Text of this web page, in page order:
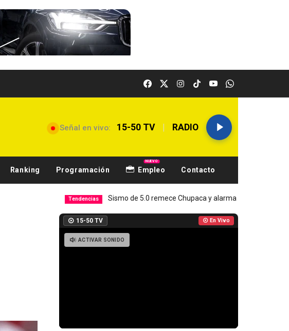
Señal en vivo: 15-50 TV | RADIO
Ranking Programación Empleo
NUEVO
Contacto
Sismo de 5.0 remece Chupaca y alarma a Junín Local
15-50 TV En Vivo
ACTIVAR SONIDO